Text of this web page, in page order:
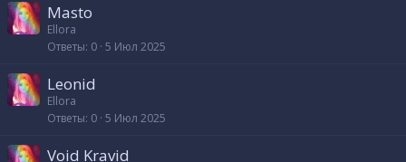
Masto
Ellora
Ответы 0 5 Июл 2025
Leonid
Ellora
Ответы 0 5 Июл 2025
Void Kravid